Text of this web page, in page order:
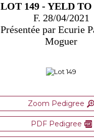
LOT 149 - YELD
F. 28/04/2021
Présentée par Ecurie
Moguer
Zoom Pedigree
PDF Pedigree